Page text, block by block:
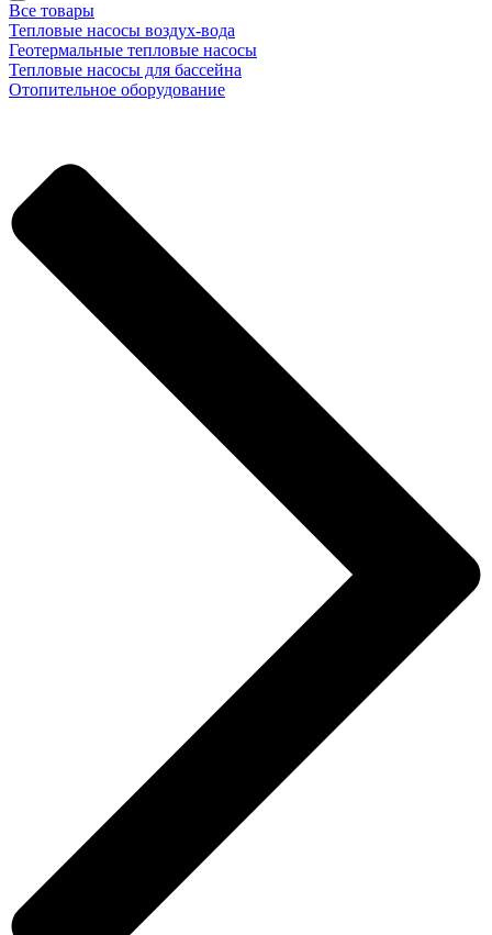
Все товары
Тепловые насосы воздух-вода
Геотермальные тепловые насосы
Тепловые насосы для бассейна
Отопительное оборудование